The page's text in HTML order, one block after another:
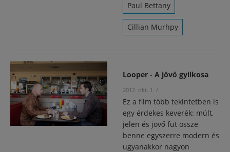
Paul Bettany
Cillian Murhpy
Looper - A jövő gyilkosa
2012. okt. 1. /
Ez a film több tekintetben is
egy érdekes keverék: múlt,
jelen és jövő fut össze
benne egyszerre modern és
ugyanakkor nagyon